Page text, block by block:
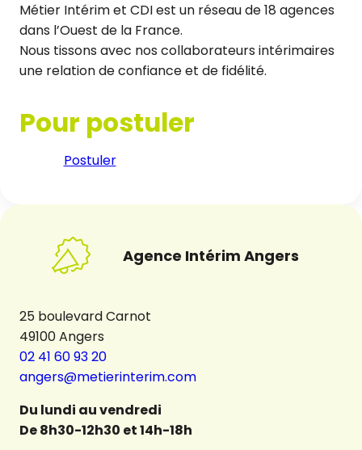
Métier Intérim et CDI est un réseau de 18 agences
dans l’Ouest de la France.
Nous tissons avec nos collaborateurs intérimaires
une relation de confiance et de fidélité.
Pour postuler
Postuler
Agence Intérim Angers
25 boulevard Carnot
49100 Angers
02 41 60 93 20
angers@metierinterim.com
Du lundi au vendredi
De 8h30-12h30 et 14h-18h